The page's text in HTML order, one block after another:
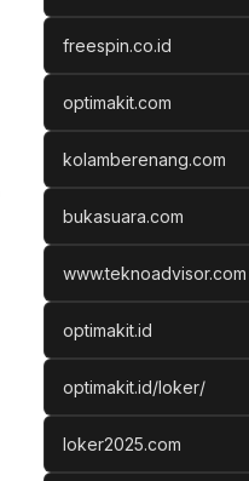
freespin.co.id
optimakit.com
kolamberenang.com
bukasuara.com
www.teknoadvisor.com
optimakit.id
optimakit.id/loker/
loker2025.com